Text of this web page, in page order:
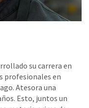
su carrera en
profesionales en
Atesora una
Esto, juntos un